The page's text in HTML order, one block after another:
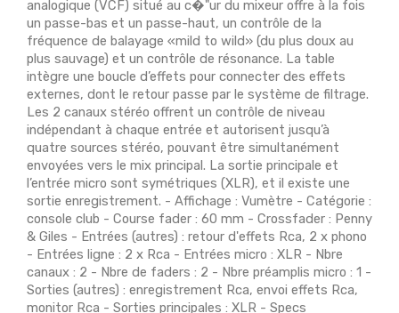
analogique (VCF) situé au c�"ur du mixeur offre à la fois
un passe-bas et un passe-haut, un contrôle de la
fréquence de balayage «mild to wild» (du plus doux au
plus sauvage) et un contrôle de résonance. La table
intègre une boucle d’effets pour connecter des effets
externes, dont le retour passe par le système de filtrage.
Les 2 canaux stéréo offrent un contrôle de niveau
indépendant à chaque entrée et autorisent jusqu’à
quatre sources stéréo, pouvant être simultanément
envoyées vers le mix principal. La sortie principale et
l’entrée micro sont symétriques (XLR), et il existe une
sortie enregistrement. - Affichage : Vumètre - Catégorie :
console club - Course fader : 60 mm - Crossfader : Penny
& Giles - Entrées (autres) : retour d'effets Rca, 2 x phono
- Entrées ligne : 2 x Rca - Entrées micro : XLR - Nbre
canaux : 2 - Nbre de faders : 2 - Nbre préamplis micro : 1 -
Sorties (autres) : enregistrement Rca, envoi effets Rca,
monitor Rca - Sorties principales : XLR - Specs